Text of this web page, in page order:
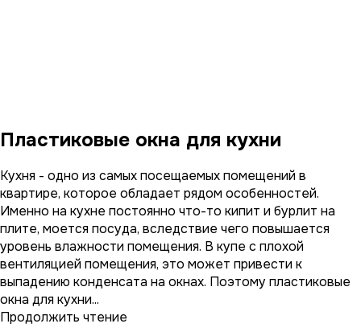
Пластиковые окна для кухни
Кухня - одно из самых посещаемых помещений в
квартире, которое обладает рядом особенностей.
Именно на кухне постоянно что-то кипит и бурлит на
плите, моется посуда, вследствие чего повышается
уровень влажности помещения. В купе с плохой
вентиляцией помещения, это может привести к
выпадению конденсата на окнах. Поэтому пластиковые
окна для кухни...
Продолжить чтение